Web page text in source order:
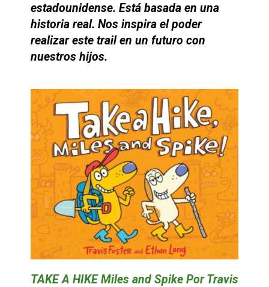
estadounidense. Está basada en una
historia real. Nos inspira el poder
realizar este trail en un futuro con
nuestros hijos.
TAKE A HIKE Miles and Spike Por Travis